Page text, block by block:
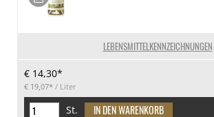
LEBENSMITTELKENNZEICHNUNGEN
€ 14,30*
€ 19,07* / Liter
St.